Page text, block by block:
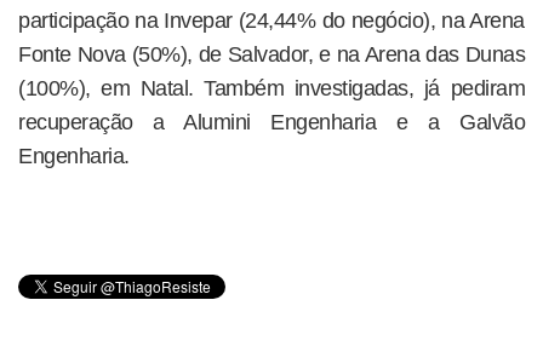
participação na Invepar (24,44% do negócio), na Arena
Fonte Nova (50%), de Salvador, e na Arena das Dunas
(100%), em Natal. Também investigadas, já pediram
recuperação a Alumini Engenharia e a Galvão
Engenharia.